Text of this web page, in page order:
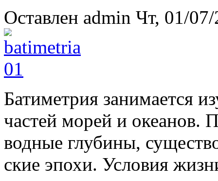
Оставлен admin Чт, 01/
Ба­ти­мет­рия за­ни­ма­ется
час­тей мо­рей и океа­нов.
вод­ные глу­бины,
ские эпохи. Ус­ло­вия